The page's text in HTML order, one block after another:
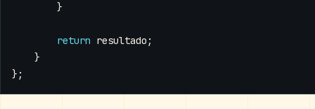
}
return resultado ;
}
};